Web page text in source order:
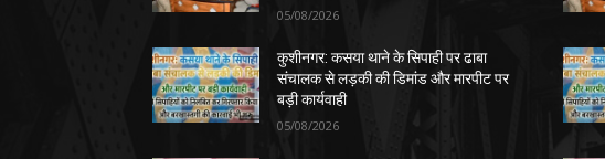
05/08/2026
कुशीनगर: कसया थाने के सिपाही पर ढाबा
संचालक से लड़की की डिमांड और मारपीट पर
बड़ी कार्यवाही
05/08/2026